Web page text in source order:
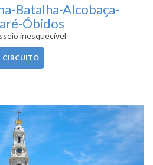
Batalha-Alcobaça-
Óbidos
inesquecível
CIRCUITO